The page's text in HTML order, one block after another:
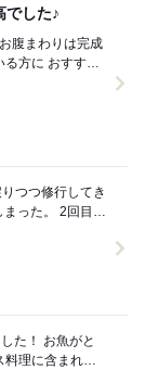
でした♪
つつ修行してき
2回目の
がと